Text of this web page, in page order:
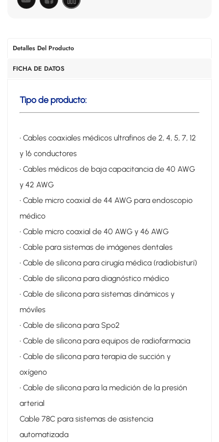
Detalles Del Producto
FICHA DE DATOS
Tipo de producto:
• Cables coaxiales médicos ultrafinos de 2, 4, 5, 7, 12
y 16 conductores
• Cables médicos de baja capacitancia de 40 AWG
y 42 AWG
• Cable micro coaxial de 44 AWG para endoscopio
médico
• Cable micro coaxial de 40 AWG y 46 AWG
• Cable para sistemas de imágenes dentales
• Cable de silicona para cirugía médica (radiobisturí)
• Cable de silicona para diagnóstico médico
• Cable de silicona para sistemas dinámicos y
móviles
• Cable de silicona para Spo2
• Cable de silicona para equipos de radiofarmacia
• Cable de silicona para terapia de succión y
oxígeno
• Cable de silicona para la medición de la presión
arterial
Cable 78C para sistemas de asistencia
automatizada